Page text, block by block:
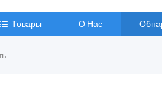
Товары О Нас